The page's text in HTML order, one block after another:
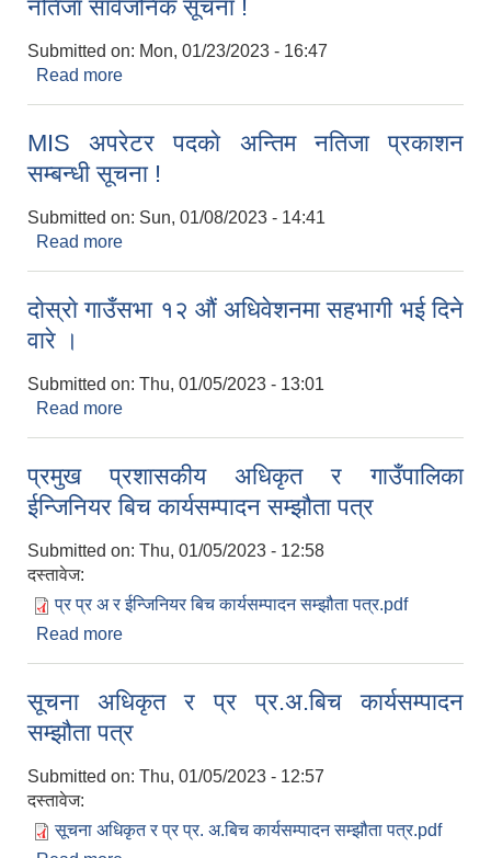
नतिजा सार्वजनिक सूचना !
Submitted on: Mon, 01/23/2023 - 16:47
Read more
MIS अपरेटर पदकाे अन्तिम नतिजा प्रकाशन
सम्बन्धी सूचना !
Submitted on: Sun, 01/08/2023 - 14:41
Read more
दाेस्राे गाउँसभा १२ औं अधिवेशनमा सहभागी भई दिने
वारे ।
Submitted on: Thu, 01/05/2023 - 13:01
Read more
प्रमुख प्रशासकीय अधिकृत र गाउँपालिका
ईन्जिनियर बिच कार्यसम्पादन सम्झौता पत्र
Submitted on: Thu, 01/05/2023 - 12:58
दस्तावेज:
प्र प्र अ र ईन्जिनियर बिच कार्यसम्पादन सम्झौता पत्र.pdf
Read more
सूचना अधिकृत र प्र प्र.अ.बिच कार्यसम्पादन
सम्झौता पत्र
Submitted on: Thu, 01/05/2023 - 12:57
दस्तावेज:
सूचना अधिकृत र प्र प्र. अ.बिच कार्यसम्पादन सम्झौता पत्र.pdf